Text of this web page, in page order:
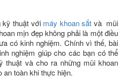
kỹ thuật với máy khoan sắt và mũi
mịn đẹp không phải là một điều
có kinh nghiệm. Chính vì thế, bài
nghiệm giúp cho các bạn có thể
thuật và cho ra những mũi khoan
an toàn khi thực hiện.